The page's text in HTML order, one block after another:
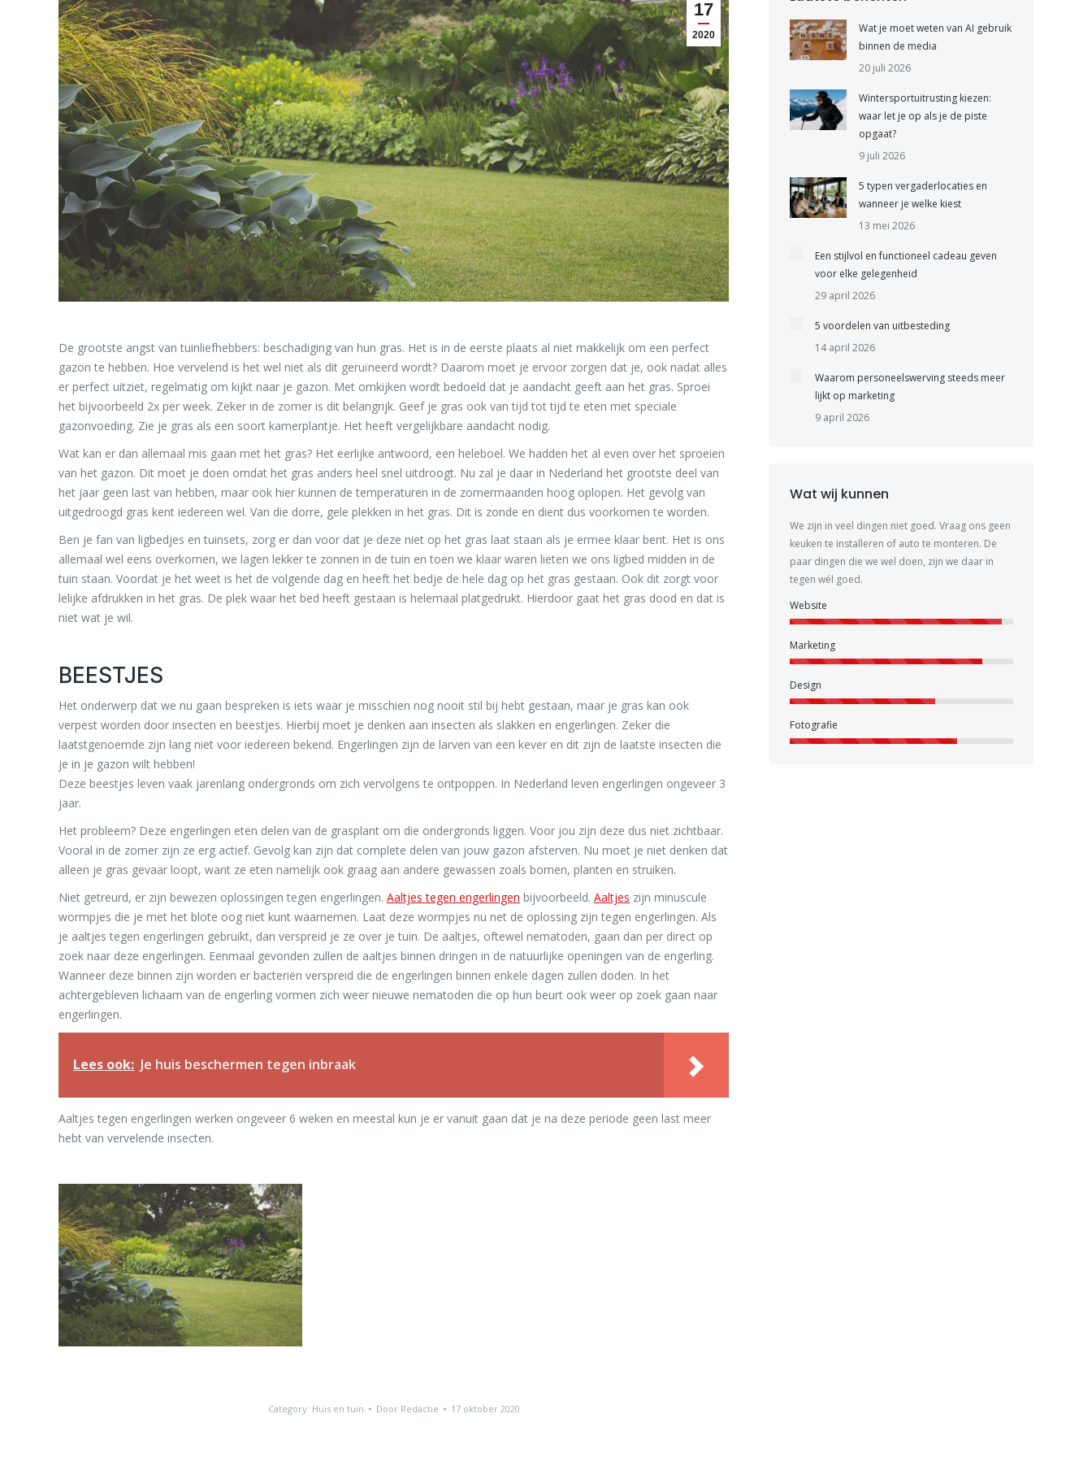
17
2020
De grootste angst van tuinliefhebbers: beschadiging van hun gras. Het is in de eerste plaats al niet makkelijk om een perfect
gazon te hebben. Hoe vervelend is het wel niet als dit geruïneerd wordt? Daarom moet je ervoor zorgen dat je, ook nadat alles
er perfect uitziet, regelmatig om kijkt naar je gazon. Met omkijken wordt bedoeld dat je aandacht geeft aan het gras. Sproei
het bijvoorbeeld 2x per week. Zeker in de zomer is dit belangrijk. Geef je gras ook van tijd tot tijd te eten met speciale
gazonvoeding. Zie je gras als een soort kamerplantje. Het heeft vergelijkbare aandacht nodig.
Wat kan er dan allemaal mis gaan met het gras? Het eerlijke antwoord, een heleboel. We hadden het al even over het sproeien
van het gazon. Dit moet je doen omdat het gras anders heel snel uitdroogt. Nu zal je daar in Nederland het grootste deel van
het jaar geen last van hebben, maar ook hier kunnen de temperaturen in de zomermaanden hoog oplopen. Het gevolg van
uitgedroogd gras kent iedereen wel. Van die dorre, gele plekken in het gras. Dit is zonde en dient dus voorkomen te worden.
Ben je fan van ligbedjes en tuinsets, zorg er dan voor dat je deze niet op het gras laat staan als je ermee klaar bent. Het is ons
allemaal wel eens overkomen, we lagen lekker te zonnen in de tuin en toen we klaar waren lieten we ons ligbed midden in de
tuin staan. Voordat je het weet is het de volgende dag en heeft het bedje de hele dag op het gras gestaan. Ook dit zorgt voor
lelijke afdrukken in het gras. De plek waar het bed heeft gestaan is helemaal platgedrukt. Hierdoor gaat het gras dood en dat is
niet wat je wil.
BEESTJES
Het onderwerp dat we nu gaan bespreken is iets waar je misschien nog nooit stil bij hebt gestaan, maar je gras kan ook
verpest worden door insecten en beestjes. Hierbij moet je denken aan insecten als slakken en engerlingen. Zeker die
laatstgenoemde zijn lang niet voor iedereen bekend. Engerlingen zijn de larven van een kever en dit zijn de laatste insecten die
je in je gazon wilt hebben!
Deze beestjes leven vaak jarenlang ondergronds om zich vervolgens te ontpoppen. In Nederland leven engerlingen ongeveer 3
jaar.
Het probleem? Deze engerlingen eten delen van de grasplant om die ondergronds liggen. Voor jou zijn deze dus niet zichtbaar.
Vooral in de zomer zijn ze erg actief. Gevolg kan zijn dat complete delen van jouw gazon afsterven. Nu moet je niet denken dat
alleen je gras gevaar loopt, want ze eten namelijk ook graag aan andere gewassen zoals bomen, planten en struiken.
Niet getreurd, er zijn bewezen oplossingen tegen engerlingen. Aaltjes tegen engerlingen bijvoorbeeld. Aaltjes zijn minuscule
wormpjes die je met het blote oog niet kunt waarnemen. Laat deze wormpjes nu net de oplossing zijn tegen engerlingen. Als
je aaltjes tegen engerlingen gebruikt, dan verspreid je ze over je tuin. De aaltjes, oftewel nematoden, gaan dan per direct op
zoek naar deze engerlingen. Eenmaal gevonden zullen de aaltjes binnen dringen in de natuurlijke openingen van de engerling.
Wanneer deze binnen zijn worden er bacteriën verspreid die de engerlingen binnen enkele dagen zullen doden. In het
achtergebleven lichaam van de engerling vormen zich weer nieuwe nematoden die op hun beurt ook weer op zoek gaan naar
engerlingen.
Lees ook: Je huis beschermen tegen inbraak
Aaltjes tegen engerlingen werken ongeveer 6 weken en meestal kun je er vanuit gaan dat je na deze periode geen last meer
hebt van vervelende insecten.
Category: Huis en tuin Door Redactie 17 oktober 2020
Wat je moet weten van AI gebruik
binnen de media
20 juli 2026
Wintersportuitrusting kiezen:
waar let je op als je de piste
opgaat?
9 juli 2026
5 typen vergaderlocaties en
wanneer je welke kiest
13 mei 2026
Een stijlvol en functioneel cadeau geven
voor elke gelegenheid
29 april 2026
5 voordelen van uitbesteding
14 april 2026
Waarom personeelswerving steeds meer
lijkt op marketing
9 april 2026
Wat wij kunnen
We zijn in veel dingen niet goed. Vraag ons geen
keuken te installeren of auto te monteren. De
paar dingen die we wel doen, zijn we daar in
tegen wél goed.
Website
Marketing
Design
Fotografie